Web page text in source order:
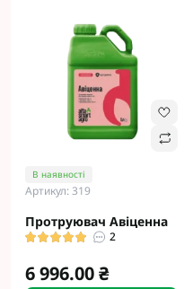
В наявності
Артикул: 319
Протруювач Авіценна
2
6 996.00 ₴